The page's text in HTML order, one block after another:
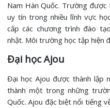
Nam Hàn Quốc. Trường
uy tín trong nhiều lĩnh vực
cấp các chương trình đào
nhật. Môi trường học tập hiện
Đại học Ajou
Đại học Ajou được thành lập
thành một trong những
Quốc. Ajou đặc biệt nổi tiếng